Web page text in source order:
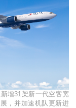
增31架新一代空客宽
，并加速机队更新进